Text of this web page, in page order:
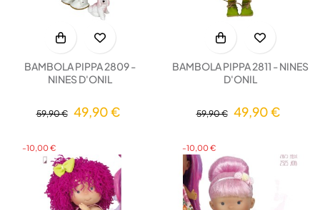
BAMBOLA PIPPA 2809 -
NINES D'ONIL
59,90 € 49,90 €
BAMBOLA PIPPA 2811 - NINES
D'ONIL
59,90 € 49,90 €
-10,00 € -10,00 €